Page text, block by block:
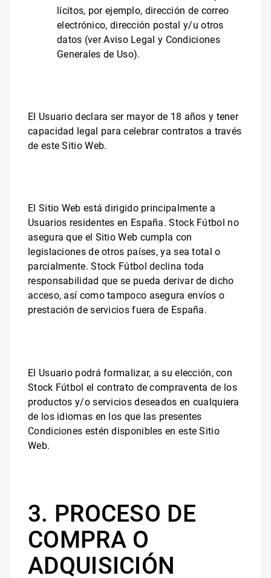
lícitos, por ejemplo, dirección de correo
electrónico, dirección postal y/u otros
datos (ver Aviso Legal y Condiciones
Generales de Uso).
El Usuario declara ser mayor de 18 años y tener
capacidad legal para celebrar contratos a través
de este Sitio Web.
El Sitio Web está dirigido principalmente a
Usuarios residentes en España.Stock Fútbol no
asegura que el Sitio Web cumpla con
legislaciones de otros países, ya sea total o
parcialmente.Stock Fútbol declina toda
responsabilidad que se pueda derivar de dicho
acceso, así como tampoco asegura envíos o
prestación de servicios fuera de España.
El Usuario podrá formalizar, a su elección, con
Stock Fútbol el contrato de compraventa de los
productos y/o servicios deseados en cualquiera
de los idiomas en los que las presentes
Condiciones estén disponibles en este Sitio
Web.
3. PROCESO DE
COMPRA O
ADQUISICIÓN